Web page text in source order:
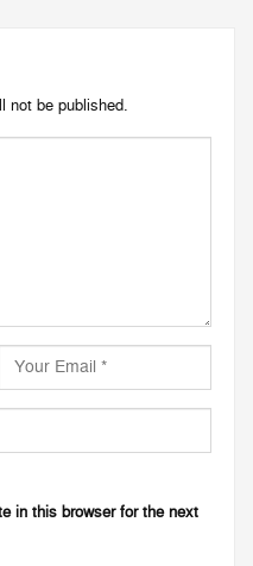
not be published.
in this browser for the next